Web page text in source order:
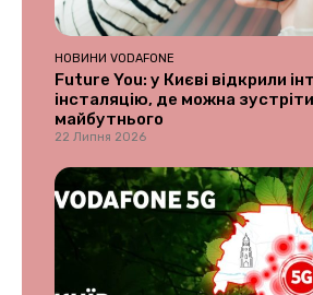
НОВИНИ VODAFONE
Future You: у Києві відкрили
інсталяцію, де можна
майбутнього
22 Липня 2026